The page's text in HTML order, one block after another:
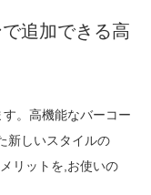
追加できる高
。高機能なバーコー
新しいスタイルの
リットを,お使いの